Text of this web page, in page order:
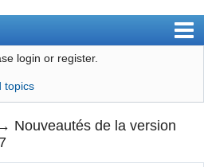
login or register.
topics
Nouveautés de la version